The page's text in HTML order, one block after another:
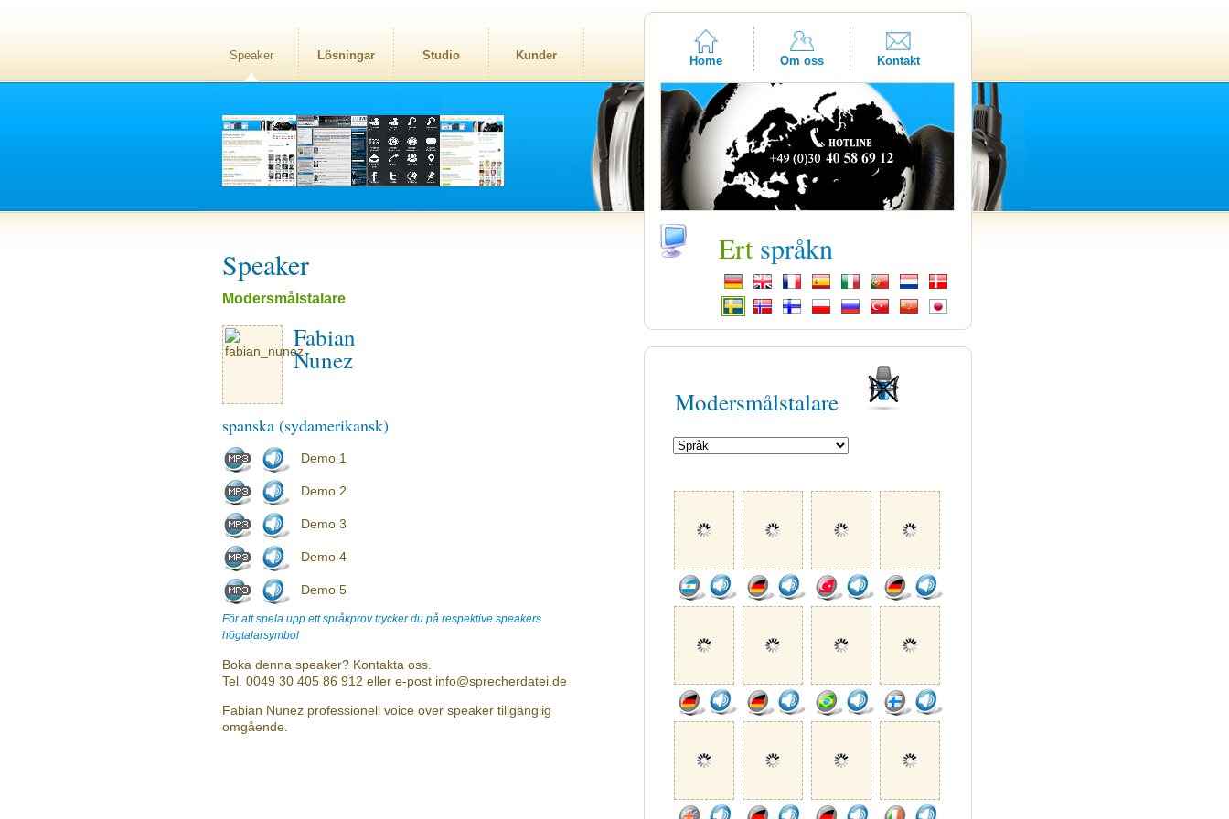
Speaker Lösningar Studio Kunder Home Om oss Kontakt
Speaker
Modersmålstalare
Fabian
Nunez
spanska (sydamerikansk)
Demo 1
Demo 2
Demo 3
Demo 4
Demo 5
För att spela upp ett språkprov trycker du på respektive speakers
högtalarsymbol
Boka denna speaker? Kontakta oss.
Tel. 0049 30 405 86 912 eller e-post info@sprecherdatei.de
Fabian Nunez professionell voice over speaker tillgänglig
omgående.
Ert språkn
Modersmålstalare